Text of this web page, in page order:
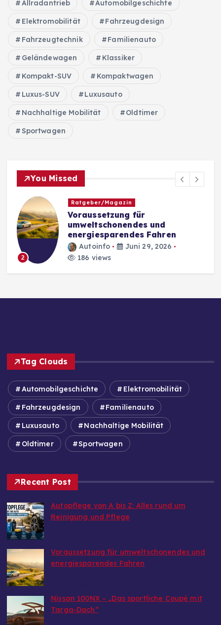
Allradantrieb Automobilgeschichte
Elektromobilität Fahrzeugdesign
Fahrzeugtechnik Familienauto
Geländewagen Klassiker
Kompakt-SUV Kompaktwagen
Luxus-SUV Luxusauto
Nachhaltige Mobilität Oldtimer
Sportwagen
You Missed
2
Ratgeber/Magazin
Voraussetzung für
umweltschonendes und
energiesparendes Fahren
Autoinfo
Juni 29, 2026
186 views
Tag Clouds
Automobilgeschichte Elektromobilität
Fahrzeugdesign Familienauto
Luxusauto Nachhaltige Mobilität
Oldtimer Sportwagen
Recent Post
Autopflege von A bis Z: Alles rund um
Reinigung und Pflege
Voraussetzung für umweltschonendes und
energiesparendes Fahren
Nissan 100NX – „Das sportliche Coupé mit
Targa-Dach“